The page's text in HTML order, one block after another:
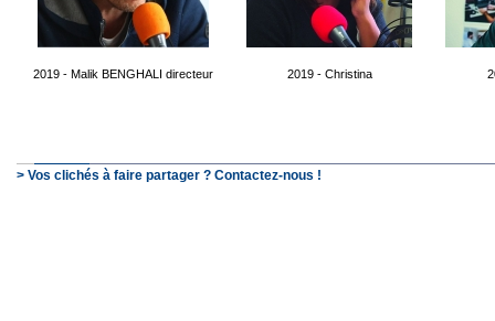
2019 - Malik BENGHALI directeur 2019 - Christina
> Vos clichés à faire partager ? Contactez-nous !